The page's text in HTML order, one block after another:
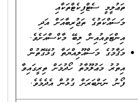
ތަޢުލީމީ ސެޓްފިކެޓްތަކާއި
މަސައްކަތުގެ ތަޖުރިބާއަށް އަދި
އިންޓަވިއުއިން ލިބޭ މާކްސްއަށެވެ.
މަޤާމުގެ މަސްއޫލިއްޔަތާ ގުޅޭގޮތުން
އިތުރު މަޢުލޫމާތު ހޯދުމަށް ތިރީގައިވާ
ފޯނު ނަންބަރަށް ގުޅުން އެދެމެވެ.